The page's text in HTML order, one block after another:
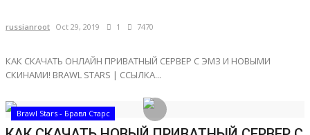
russianroot Oct 29, 2019 1 7470
КАК СКАЧАТЬ ОНЛАЙН ПРИВАТНЫЙ СЕРВЕР С ЭМЗ И НОВЫМИ
СКИНАМИ! BRAWL STARS | ССЫЛКА...
Brawl Stars - Бравл Старс